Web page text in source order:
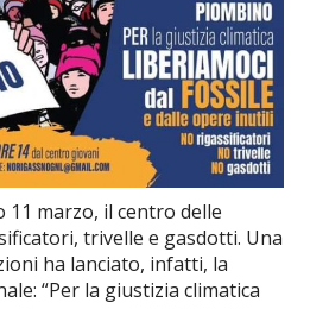
11 marzo, il centro delle
trivelle e gasdotti. Una
ha lanciato, infatti, la
“Per la giustizia climatica